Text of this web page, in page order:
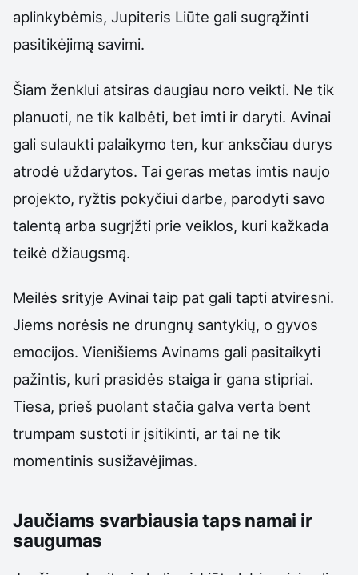
aplinkybėmis, Jupiteris Liūte gali sugrąžinti
pasitikėjimą savimi.
Šiam ženklui atsiras daugiau noro veikti. Ne tik
planuoti, ne tik kalbėti, bet imti ir daryti. Avinai
gali sulaukti palaikymo ten, kur anksčiau durys
atrodė uždarytos. Tai geras metas imtis naujo
projekto, ryžtis pokyčiui darbe, parodyti savo
talentą arba sugrįžti prie veiklos, kuri kažkada
teikė džiaugsmą.
Meilės srityje Avinai taip pat gali tapti atviresni.
Jiems norėsis ne drungnų santykių, o gyvos
emocijos. Vienišiems Avinams gali pasitaikyti
pažintis, kuri prasidės staiga ir gana stipriai.
Tiesa, prieš puolant stačia galva verta bent
trumpam sustoti ir įsitikinti, ar tai ne tik
momentinis susižavėjimas.
Jaučiams svarbiausia taps namai ir
saugumas